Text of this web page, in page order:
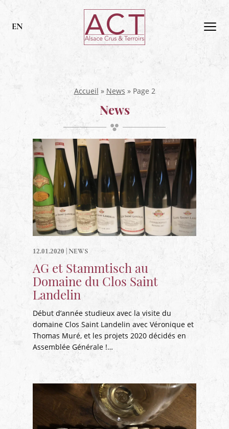
EN
ACT
Alsace
Alsace,
Crus
Terroirs
Accueil » News » Page 2
News
12.01.2020 NEWS
AG et Stammtisch au
Domaine du Clos Saint
Landelin
Début d’année studieux avec la visite du
domaine Clos Saint Landelin avec Véronique et
Thomas Muré, et les projets 2020 décidés en
Assemblée Générale !…